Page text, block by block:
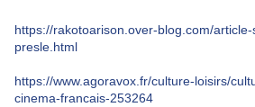
https://rakotoarison.over-blog.com/
presle.html
https://www.agoravox.fr/culture-loisirs/
cinema-francais-253264